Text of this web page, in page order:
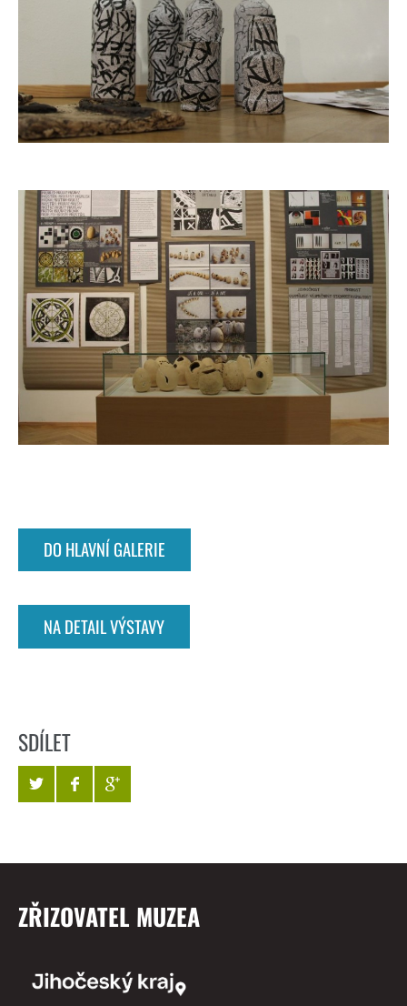
DO HLAVNÍ GALERIE
NA DETAIL VÝSTAVY
SDÍLET
ZŘIZOVATEL MUZEA